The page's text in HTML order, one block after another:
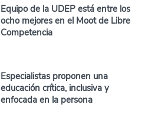
Equipo de la UDEP está entre los
ocho mejores en el Moot de Libre
Competencia
Especialistas proponen una
educación crítica, inclusiva y
enfocada en la persona